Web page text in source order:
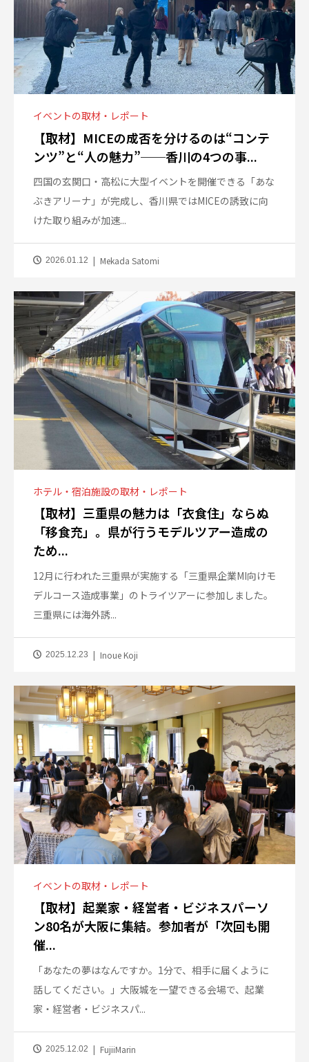
イベントの取材・レポート
【取材】MICEの成否を分けるのは“コンテ
ンツ”と“人の魅力”──香川の4つの事...
四国の玄関口・高松に大型イベントを開催できる「あな
ぶきアリーナ」が完成し、香川県ではMICEの誘致に向
けた取り組みが加速...
2026.01.12 Mekada Satomi
ホテル・宿泊施設の取材・レポート
【取材】三重県の魅力は「衣食住」ならぬ
「移食充」。県が行うモデルツアー造成の
ため...
12月に行われた三重県が実施する「三重県企業MI向けモ
デルコース造成事業」のトライツアーに参加しました。
三重県には海外誘...
2025.12.23 Inoue Koji
イベントの取材・レポート
【取材】起業家・経営者・ビジネスパーソ
ン80名が大阪に集結。参加者が「次回も開
催...
「あなたの夢はなんですか。1分で、相手に届くように
話してください。」大阪城を一望できる会場で、起業
家・経営者・ビジネスパ...
2025.12.02 FujiiMarin